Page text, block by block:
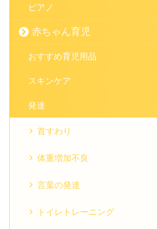
ピアノ
赤ちゃん育児
おすすめ育児用品
スキンケア
発達
首すわり
体重増加不良
言葉の発達
トイレトレーニング